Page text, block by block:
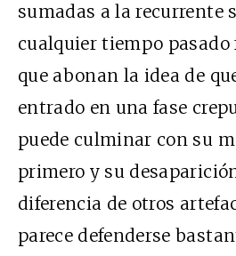
sumadas a la recurrente
cualquier tiempo pasado
que abonan la idea de
entrado en una fase
puede culminar con su
primero y su
diferencia de otros
parece defenderse